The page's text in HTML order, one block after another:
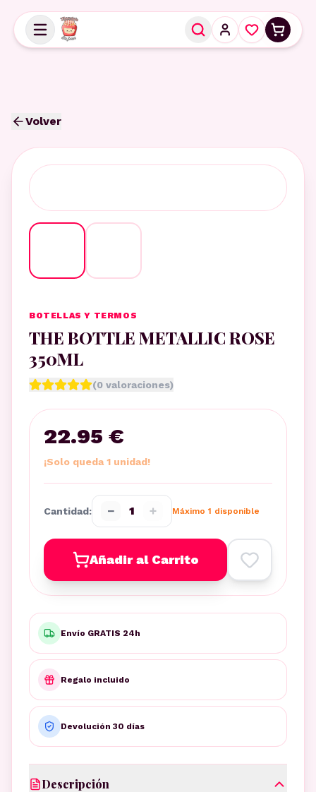
Volver
BOTELLAS Y TERMOS
THE BOTTLE METALLIC ROSE
350ML
(0 valoraciones)
22.95 €
¡Solo queda 1 unidad!
Cantidad: − 1 + Máximo 1 disponible
Añadir al Carrito
Envío GRATIS 24h
Regalo incluido
Devolución 30 días
Descripción